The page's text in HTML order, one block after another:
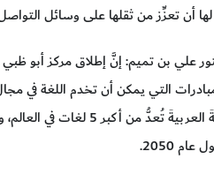
أن تعزِّز من ثقلها على وسائل
علي بن تميم: إنَّ إطلاق مركز أبو ظبي
التي يمكن أن تخدم اللغة في
بغيرها. موضحاً أنَّ اللغةَ